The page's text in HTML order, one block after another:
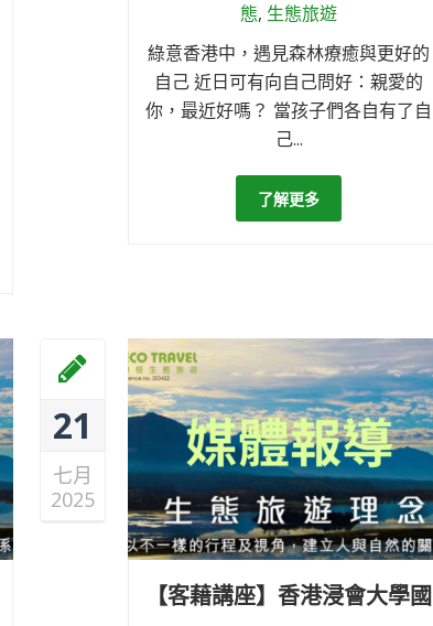
態, 生態旅遊
綠意香港中，遇見森林療癒與更好的
自己 近日可有向自己問好：親愛的
你，最近好嗎？ 當孩子們各自有了自
己...
了解更多
21
七月
2025
【客藉講座】香港浸會大學國